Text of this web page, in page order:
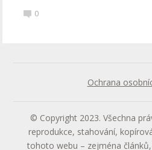
0
Ochrana
© Copyright 2023. Všechna
reprodukce, stahování,
tohoto webu – zejména